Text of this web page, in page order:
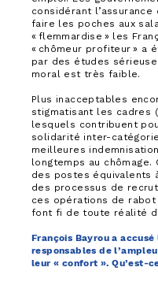
considérant l’assurance
faire les poches aux
« flemmardise » les
« chômeur profiteur » a
par des études
moral est très faible.
Plus inacceptables
stigmatisant les cadres
lesquels contribuent
solidarité inter-
meilleures
longtemps au chômage.
des postes équivalents
des processus de
ces opérations de
font fi de toute réalité
François Bayrou a
responsables de
leur « confort ». Qu’est-